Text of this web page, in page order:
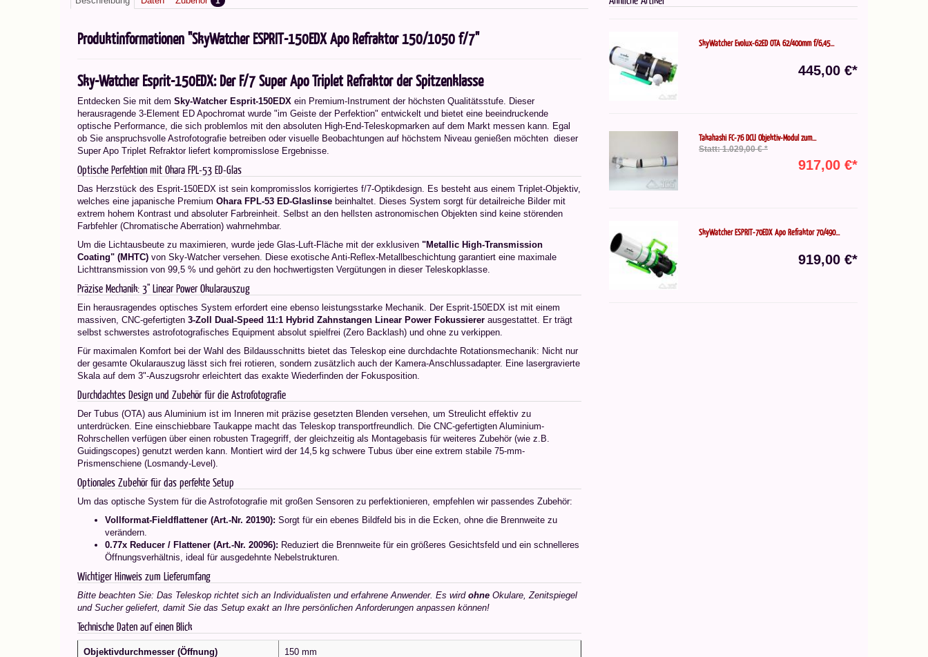
Produktinformationen "SkyWatcher ESPRIT-150EDX Apo Refraktor 150/1050 f/7"
Sky-Watcher Esprit-150EDX: Der F/7 Super Apo Triplet Refraktor der Spitzenklasse
Entdecken Sie mit dem Sky-Watcher Esprit-150EDX ein Premium-Instrument der höchsten Qualitätsstufe. Dieser
herausragende 3-Element ED Apochromat wurde "im Geiste der Perfektion" entwickelt und bietet eine beeindruckende
optische Performance, die sich problemlos mit den absoluten High-End-Teleskopmarken auf dem Markt messen kann. Egal
ob Sie anspruchsvolle Astrofotografie betreiben oder visuelle Beobachtungen auf höchstem Niveau genießen möchten  dieser
Super Apo Triplet Refraktor liefert kompromisslose Ergebnisse.
Optische Perfektion mit Ohara FPL-53 ED-Glas
Das Herzstück des Esprit-150EDX ist sein kompromisslos korrigiertes f/7-Optikdesign. Es besteht aus einem Triplet-Objektiv,
welches eine japanische Premium Ohara FPL-53 ED-Glaslinse beinhaltet. Dieses System sorgt für detailreiche Bilder mit
extrem hohem Kontrast und absoluter Farbreinheit. Selbst an den hellsten astronomischen Objekten sind keine störenden
Farbfehler (Chromatische Aberration) wahrnehmbar.
Um die Lichtausbeute zu maximieren, wurde jede Glas-Luft-Fläche mit der exklusiven "Metallic High-Transmission
Coating" (MHTC) von Sky-Watcher versehen. Diese exotische Anti-Reflex-Metallbeschichtung garantiert eine maximale
Lichttransmission von 99,5 % und gehört zu den hochwertigsten Vergütungen in dieser Teleskopklasse.
Präzise Mechanik: 3" Linear Power Okularauszug
Ein herausragendes optisches System erfordert eine ebenso leistungsstarke Mechanik. Der Esprit-150EDX ist mit einem
massiven, CNC-gefertigten 3-Zoll Dual-Speed 11:1 Hybrid Zahnstangen Linear Power Fokussierer ausgestattet. Er trägt
selbst schwerstes astrofotografisches Equipment absolut spielfrei (Zero Backlash) und ohne zu verkippen.
Für maximalen Komfort bei der Wahl des Bildausschnitts bietet das Teleskop eine durchdachte Rotationsmechanik: Nicht nur
der gesamte Okularauszug lässt sich frei rotieren, sondern zusätzlich auch der Kamera-Anschlussadapter. Eine lasergravierte
Skala auf dem 3"-Auszugsrohr erleichtert das exakte Wiederfinden der Fokusposition.
Durchdachtes Design und Zubehör für die Astrofotografie
Der Tubus (OTA) aus Aluminium ist im Inneren mit präzise gesetzten Blenden versehen, um Streulicht effektiv zu
unterdrücken. Eine einschiebbare Taukappe macht das Teleskop transportfreundlich. Die CNC-gefertigten Aluminium-
Rohrschellen verfügen über einen robusten Tragegriff, der gleichzeitig als Montagebasis für weiteres Zubehör (wie z.B.
Guidingscopes) genutzt werden kann. Montiert wird der 14,5 kg schwere Tubus über eine extrem stabile 75-mm-
Prismenschiene (Losmandy-Level).
Optionales Zubehör für das perfekte Setup
Um das optische System für die Astrofotografie mit großen Sensoren zu perfektionieren, empfehlen wir passendes Zubehör:
Vollformat-Fieldflattener (Art.-Nr. 20190): Sorgt für ein ebenes Bildfeld bis in die Ecken, ohne die Brennweite zu
verändern.
0.77x Reducer / Flattener (Art.-Nr. 20096): Reduziert die Brennweite für ein größeres Gesichtsfeld und ein schnelleres
Öffnungsverhältnis, ideal für ausgedehnte Nebelstrukturen.
Wichtiger Hinweis zum Lieferumfang
Bitte beachten Sie: Das Teleskop richtet sich an Individualisten und erfahrene Anwender. Es wird ohne Okulare, Zenitspiegel
und Sucher geliefert, damit Sie das Setup exakt an Ihre persönlichen Anforderungen anpassen können!
Technische Daten auf einen Blick
Objektivdurchmesser (Öffnung) 150 mm
SkyWatcher Evolux-62ED OTA 62/400mm f/6,45...
445,00 €*
Takahashi FC-76 DCU Objektiv-Modul zum...
Statt: 1.029,00 € *
917,00 €*
SkyWatcher ESPRIT-70EDX Apo Refraktor 70/490...
919,00 €*